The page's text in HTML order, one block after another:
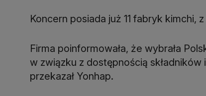
Koncern posiada już 11 fabryk kimchi,
Firma poinformowała, że wybrała
w związku z dostępnością